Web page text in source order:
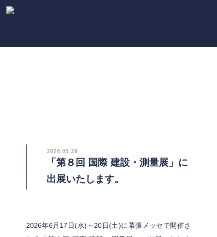
2026.05.28
「第８回 国際 建設・測量展」に
出展いたします。
2026年6月17日(水)～20日(土)に幕張メッセで開催さ